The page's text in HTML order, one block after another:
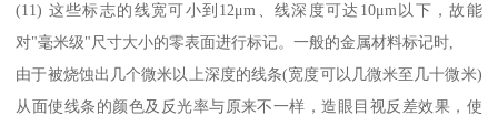
(11) 这些标志的线宽可小到12μm、线深度可达10μm以下，故能
对"毫米级"尺寸大小的零表面进行标记。一般的金属材料标记时,
由于被烧蚀出几个微米以上深度的线条(宽度可以几微米至几十微米)
从面使线条的颜色及反光率与原来不一样，造眼目视反差效果，使